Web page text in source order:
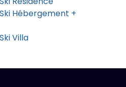
Hébergement +
Villa